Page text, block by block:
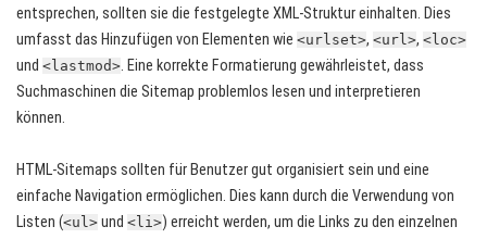
entsprechen, sollten sie die festgelegte XML-Struktur einhalten. Dies
umfasst das Hinzufügen von Elementen wie <urlset>, <url>, <loc>
und <lastmod>. Eine korrekte Formatierung gewährleistet, dass
Suchmaschinen die Sitemap problemlos lesen und interpretieren
können.
HTML-Sitemaps sollten für Benutzer gut organisiert sein und eine
einfache Navigation ermöglichen. Dies kann durch die Verwendung von
Listen (<ul> und <li>) erreicht werden, um die Links zu den einzelnen